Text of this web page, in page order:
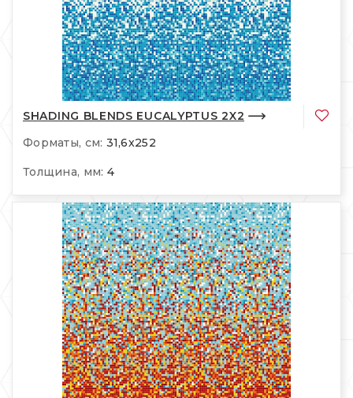
SHADING BLENDS EUCALYPTUS 2X2
Форматы, см: 31,6x252
Толщина, мм: 4